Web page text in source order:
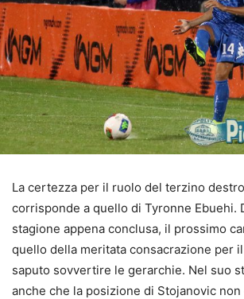
La certezza per il ruolo del terzino
corrisponde a quello di Tyronne Ebuehi.
stagione appena conclusa, il prossimo
quello della meritata consacrazione per
saputo sovvertire le gerarchie. Nel suo
anche che la posizione di Stojanovic